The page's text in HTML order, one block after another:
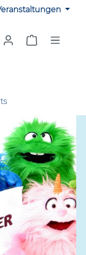
hast 0 Produkte auf
Warenkorb